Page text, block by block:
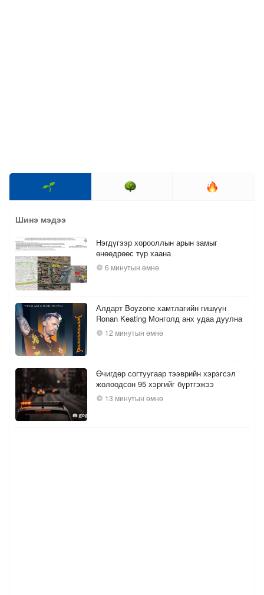
Шинэ мэдээ
Нэгдүгээр хорооллын арын замыг
өнөөдрөөс түр хаана
6 минутын өмнө
Алдарт Boyzone хамтлагийн гишүүн
Ronan Keating Монголд анх удаа дуулна
12 минутын өмнө
Өчигдөр согтуугаар тээврийн хэрэгсэл
жолоодсон 95 хэргийг бүртгэжээ
13 минутын өмнө